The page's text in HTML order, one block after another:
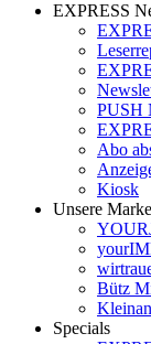
EXPRESS
PUSH
Abo
Kiosk
Unsere
Bütz
Specials